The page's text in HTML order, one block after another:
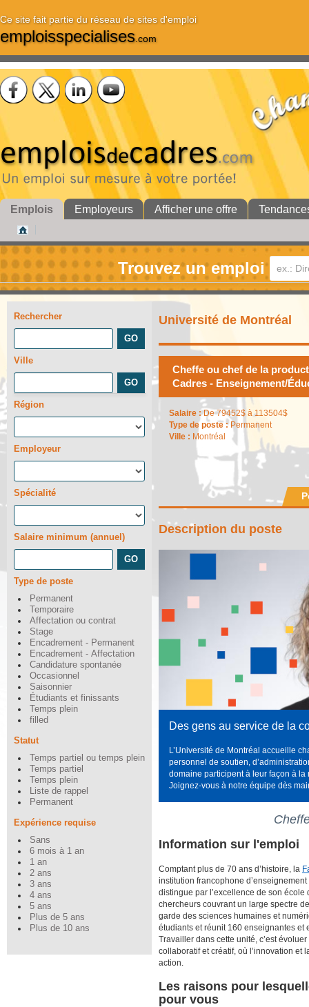
Ce site fait partie du réseau de sites d'emploi
emploisspecialises.com
Emplois Employeurs Afficher une offre
Trouvez un emploi
Rechercher
Ville
Région
Employeur
Spécialité
Salaire minimum (annuel)
Type de poste
Permanent
Temporaire
Affectation ou contrat
Stage
Encadrement - Permanent
Encadrement - Affectation
Candidature spontanée
Occasionnel
Saisonnier
Étudiants et finissants
Temps plein
filled
Statut
Temps partiel ou temps plein
Temps partiel
Temps plein
Liste de rappel
Permanent
Expérience requise
Sans
6 mois à 1 an
1 an
2 ans
3 ans
4 ans
5 ans
Plus de 5 ans
Plus de 10 ans
Université de Montréal
Cheffe ou chef de la
Cadres - Enseignement/
Salaire :De 79452$ à 113504$
Type de poste : Permanent
Ville : Montréal
Description du poste
Des gens au service de la
L’Université de Montréal accueille
personnel de soutien,
domaine participent à leur façon à la
Joignez-vous à notre équipe dès
Information sur l'emploi
Comptant plus de 70 ans d’histoire, la
institution francophone
distingue par l’excellence de son école
chercheurs couvrant un large spectre
garde des sciences humaines et
étudiants et réunit 160 enseignantes et
Travailler dans cette unité, c’est
collaboratif et créatif, où l’innovation
action.
Les raisons pour
pour vous